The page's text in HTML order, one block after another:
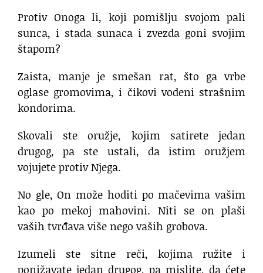
Protiv Onoga li, koji pomišlju svojom pali
sunca, i stada sunaca i zvezda goni svojim
štapom?
Zaista, manje je smešan rat, što ga vrbe
oglase gromovima, i čikovi vodeni strašnim
kondorima.
Skovali ste oružje, kojim satirete jedan
drugog, pa ste ustali, da istim oružjem
vojujete protiv Njega.
No gle, On može hoditi po mačevima vašim
kao po mekoj mahovini. Niti se on plaši
vaših tvrđava više nego vaših grobova.
Izumeli ste sitne reči, kojima ružite i
ponižavate jedan drugog, pa mislite, da ćete